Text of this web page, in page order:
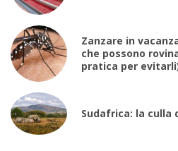
Zanzare in
che possono
pratica per
Sudafrica: la culla